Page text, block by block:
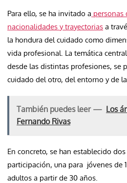
Para ello, se ha invitado a personas
nacionalidades y trayectorias a
la hondura del cuidado como
vida profesional. La temática
desde las distintas profesiones, se
cuidado del otro, del entorno y de la
También puedes leer — Los
Fernando Rivas
En concreto, se han establecido
participación, una para jóvenes de
adultos a partir de 30 años.